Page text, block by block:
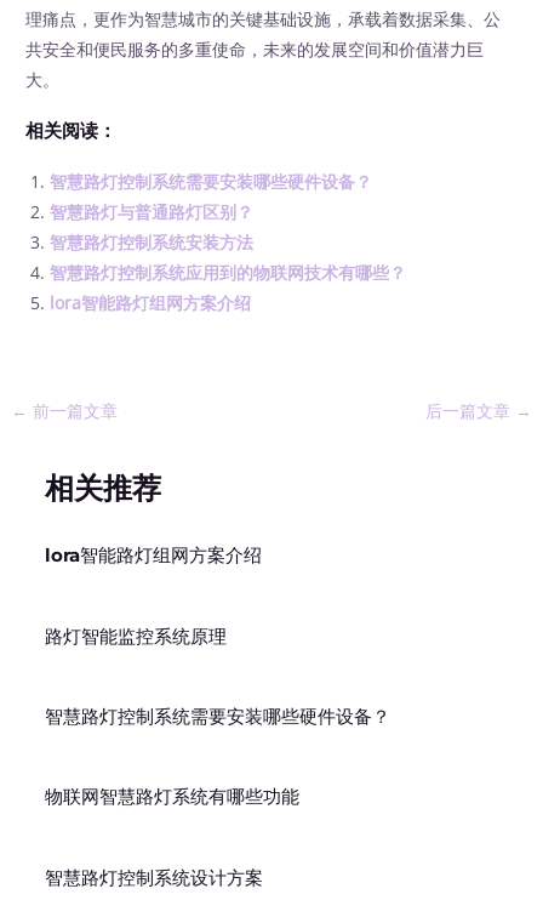
理痛点，更作为智慧城市的关键基础设施，承载着数据采集、公
共安全和便民服务的多重使命，未来的发展空间和价值潜力巨
大。
相关阅读：
智慧路灯控制系统需要安装哪些硬件设备？
智慧路灯与普通路灯区别？
智慧路灯控制系统安装方法
智慧路灯控制系统应用到的物联网技术有哪些？
lora智能路灯组网方案介绍
← 前一篇文章 后一篇文章 →
相关推荐
lora智能路灯组网方案介绍
路灯智能监控系统原理
智慧路灯控制系统需要安装哪些硬件设备？
物联网智慧路灯系统有哪些功能
智慧路灯控制系统设计方案